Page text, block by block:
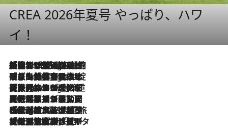
CREA 2026年夏号 やっぱり、ハワ
イ！
7 Hours Ago
「荷物が増えるほど旅ストレスは増す」美容ジャーナリストがたどり着いた最終結論。“化粧品を劇的に減らす”感動の凝縮美容とは
7 Hours Ago
「旅先には金髪ウィッグを持参」日本と同じメイクでは損してる!? 美容ジャーナリストが提案する“掟破りの旅美容”とは
7 Hours Ago
【厳選旅コスメ】「身軽さ＆UV対策重視！」ヘアアーティストshucoが選んだ夏旅ベストコスメを発表【Mサイズジップ】
2026.8.5
【厳選旅コスメ】国内をあちこち移動する河井菜摘が選んだ夏旅ベストコスメ発表！「リラックスアイテムはマスト」【Mサイズジップ】
2026.8.4
【厳選旅コスメ】「紫外線＆乾燥対策しながらメイク感も！」ヘア＆メイクGeorgeが選んだ夏旅ベストコスメを発表！【Mサイズジップ】
2026.8.3
【厳選旅コスメ】「保湿もタイパ重視！」“サウナ好き”タレント清水みさとが愛用する夏旅ベストコスメを発表！【Mサイズジップ】